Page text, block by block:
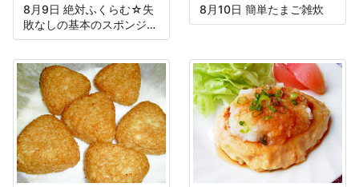
8月9日 絶対ふくらむ☆失
敗なしの基本のスポンジケ
ーキ
8月10日 簡単たまご雑炊